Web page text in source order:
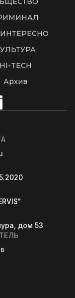
HI-TECH
Архив
дом 53